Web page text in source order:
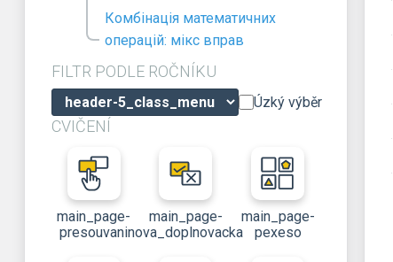
Комбінація математичних
операцій: мікс вправ
FILTR PODLE ROČNÍKU
Úzký výběr
CVIČENÍ
main_page-
presouvani
main_page-
nova_doplnovacka
main_page-
pexeso